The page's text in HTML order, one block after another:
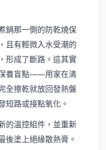
鍋那一側的防乾燒保
且有輕微入水受潮的
形成了斷路。這其實
養盲點——用家在清
全擦乾就放回發熱盤
短路或接點氧化。
的溫控組件，並重新
後塗上絕緣散熱膏。